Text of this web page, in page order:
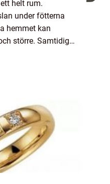
helt rum.
under fötterna
hemmet kan
större. Samtidigt